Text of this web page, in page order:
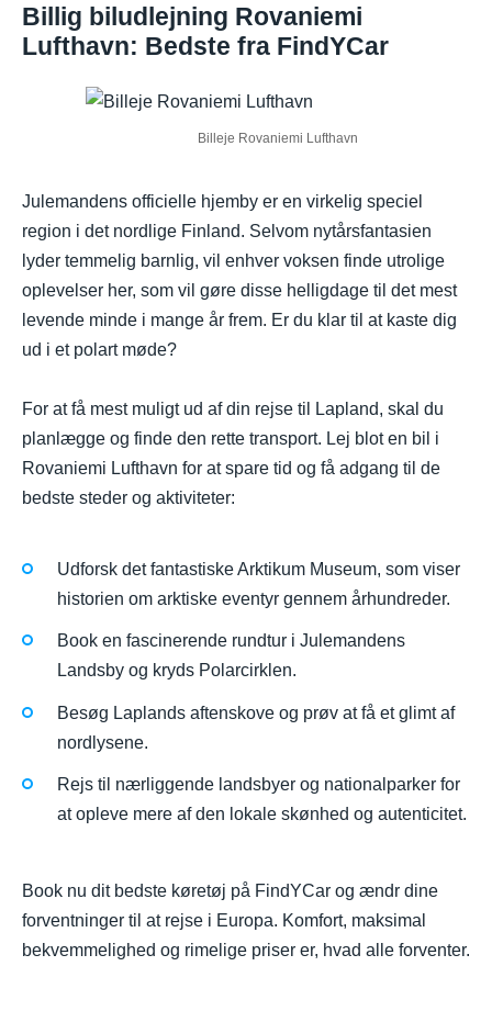
Billig biludlejning Rovaniemi
Lufthavn: Bedste fra FindYCar
Billeje Rovaniemi Lufthavn
Julemandens officielle hjemby er en virkelig speciel
region i det nordlige Finland. Selvom nytårsfantasien
lyder temmelig barnlig, vil enhver voksen finde utrolige
oplevelser her, som vil gøre disse helligdage til det mest
levende minde i mange år frem. Er du klar til at kaste dig
ud i et polart møde?
For at få mest muligt ud af din rejse til Lapland, skal du
planlægge og finde den rette transport. Lej blot en bil i
Rovaniemi Lufthavn for at spare tid og få adgang til de
bedste steder og aktiviteter:
Udforsk det fantastiske Arktikum Museum, som viser
historien om arktiske eventyr gennem århundreder.
Book en fascinerende rundtur i Julemandens
Landsby og kryds Polarcirklen.
Besøg Laplands aftenskove og prøv at få et glimt af
nordlysene.
Rejs til nærliggende landsbyer og nationalparker for
at opleve mere af den lokale skønhed og autenticitet.
Book nu dit bedste køretøj på FindYCar og ændr dine
forventninger til at rejse i Europa. Komfort, maksimal
bekvemmelighed og rimelige priser er, hvad alle forventer.